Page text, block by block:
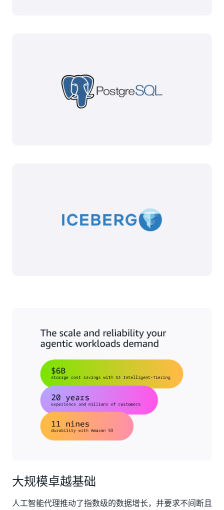
大规模卓越基础
人工智能代理推动了指数级的数据增长，并要求不间断且